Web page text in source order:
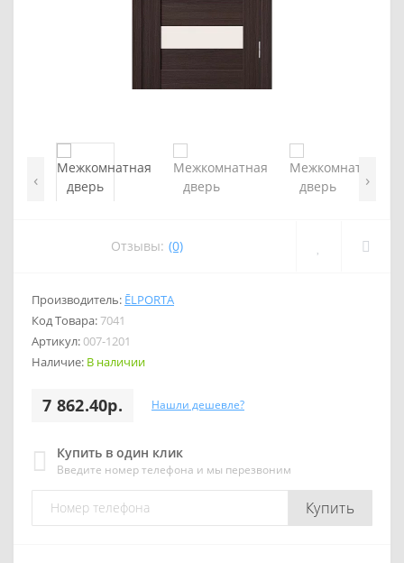
‹ ›
Отзывы: (0)
Производитель: ĒLPORTA
Код Товара:7041
Артикул:007-1201
Наличие: В наличии
7 862.40р. Нашли дешевле?
Купить в один клик
Введите номер телефона и мы перезвоним
Купить